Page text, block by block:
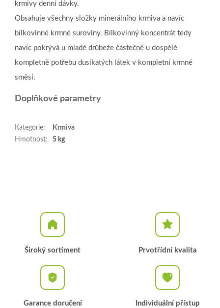
krmivy denní dávky.
Obsahuje všechny složky minerálního krmiva a navíc
bílkovinné krmné suroviny. Bílkovinný koncentrát tedy
navíc pokrývá u mladé drůbeže částečně u dospělé
kompletně potřebu dusíkatých látek v kompletní krmné
směsi.
Doplňkové parametry
Kategorie:
Krmiva
Hmotnost: 5 kg
Široký sortiment Prvotřídní kvalita
Garance doručení Individuální přístup